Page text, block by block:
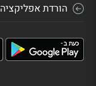
הורדת אפליקציה